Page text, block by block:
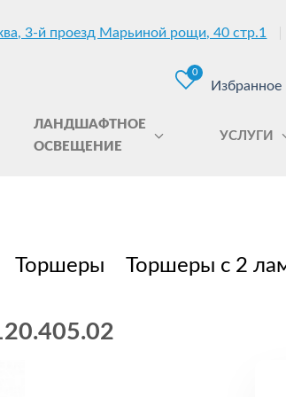
3-й проезд Марьиной рощи, 40 стр.1
0
Избранное
ЛАНДШАФТНОЕ
ОСВЕЩЕНИЕ
УСЛУГИ
Торшеры Торшеры с 2